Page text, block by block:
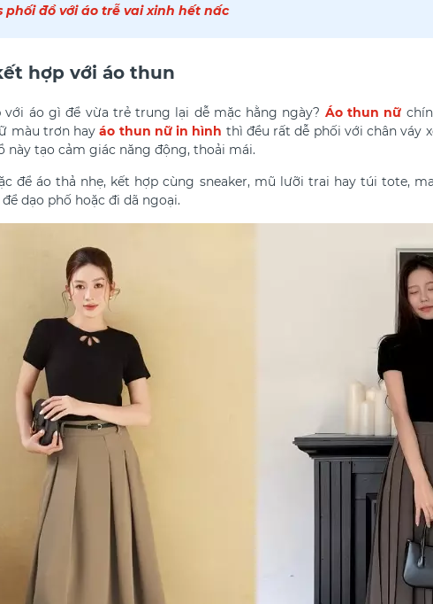
phối đồ với áo trễ vai xinh hết nấc
hợp với áo thun
với áo gì để vừa trẻ trung lại dễ mặc hằng ngày? Áo thun nữ
màu trơn hayáo thun nữ in hình thì đều rất dễ phối với chân váy
này tạo cảm giác năng động, thoải mái.
để áo thả nhẹ, kết hợp cùng sneaker, mũ lưỡi trai hay túi tote,
dạo phố hoặc đi dã ngoại.